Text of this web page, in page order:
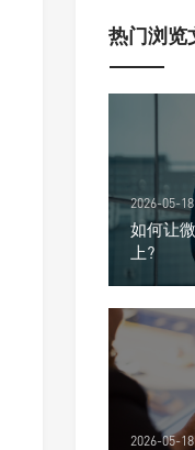
热门浏览
2026-05-18
如何让
上?
2026-05-18